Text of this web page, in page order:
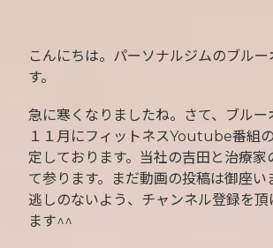
こんにちは。パーソナルジムのブル
す。
急に寒くなりましたね。さて、ブルー
１１月にフィットネスYoutube番組
定しております。当社の吉田と治療家
て参ります。まだ動画の投稿は御座い
逃しのないよう、チャンネル登録を頂
ます^^